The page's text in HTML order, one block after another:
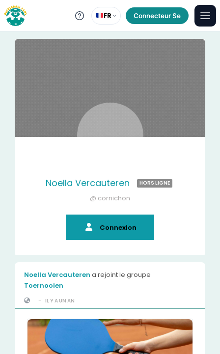
Noella Vercauteren HORS LIGNE
@ cornichon
Connexion
Noella Vercauteren a rejoint le groupe
Toernooien
- IL Y A UN AN
FR Connecteur Se